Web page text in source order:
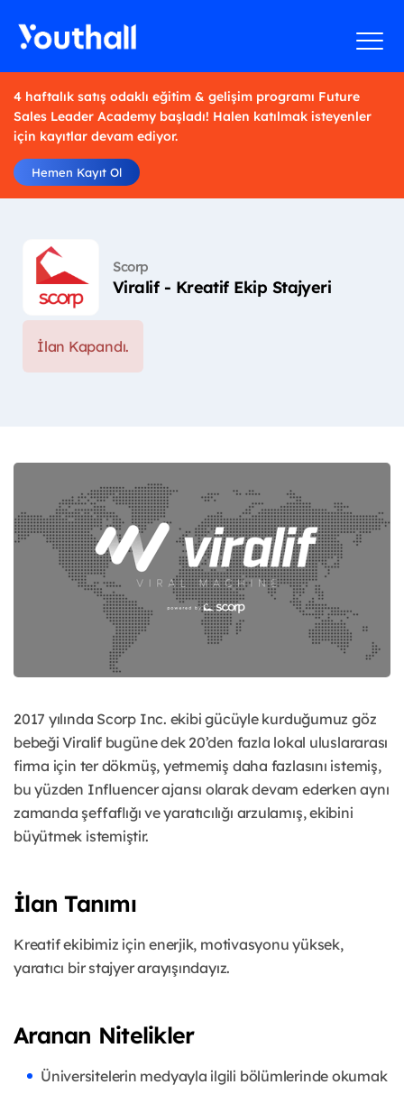
4 haftalık satış odaklı eğitim & gelişim programı Future
Sales Leader Academy başladı! Halen katılmak isteyenler
için kayıtlar devam ediyor.
Hemen Kayıt Ol
Scorp
Viralif - Kreatif Ekip Stajyeri
İlan Kapandı.
2017 yılında Scorp Inc. ekibi gücüyle kurduğumuz göz
bebeği Viralif bugüne dek 20’den fazla lokal uluslararası
firma için ter dökmüş, yetmemiş daha fazlasını istemiş,
bu yüzden Influencer ajansı olarak devam ederken aynı
zamanda şeffaflığı ve yaratıcılığı arzulamış, ekibini
büyütmek istemiştir.
İlan Tanımı
Kreatif ekibimiz için enerjik, motivasyonu yüksek,
yaratıcı bir stajyer arayışındayız.
Aranan Nitelikler
Üniversitelerin medyayla ilgili bölümlerinde okumak